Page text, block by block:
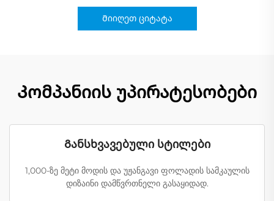
Მიიღეთ ციტატა
Კომპანიის უპირატესობები
Განსხვავებული სტილები
1,000-ზე მეტი მოდის და უჟანგავი ფოლადის სამკაულის
დიზაინი დამწვრთნელი გასაყიდად.